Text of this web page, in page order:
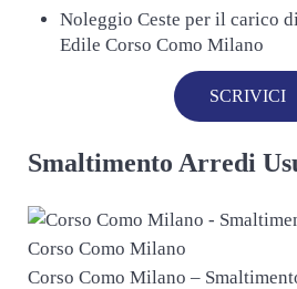
Noleggio Ceste per il carico
Edile Corso Como Milano
SCRIVICI
Smaltimento Arredi
Corso Como Milano –